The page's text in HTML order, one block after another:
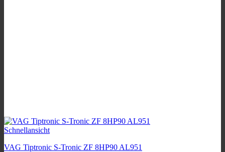
Schnellansicht
VAG Tiptronic S-Tronic ZF 8HP90 AL951